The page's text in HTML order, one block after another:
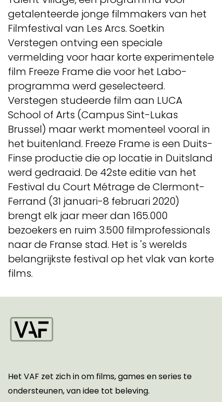
getalenteerde jonge filmmakers van het
Filmfestival van Les Arcs. Soetkin
Verstegen ontving een speciale
vermelding voor haar korte experimentele
film Freeze Frame die voor het Labo-
programma werd geselecteerd.
Verstegen studeerde film aan LUCA
School of Arts (Campus Sint-Lukas
Brussel) maar werkt momenteel vooral in
het buitenland. Freeze Frame is een Duits-
Finse productie die op locatie in Duitsland
werd gedraaid. De 42ste editie van het
Festival du Court Métrage de Clermont-
Ferrand (31 januari-8 februari 2020)
brengt elk jaar meer dan 165.000
bezoekers en ruim 3.500 filmprofessionals
naar de Franse stad. Het is 's werelds
belangrijkste festival op het vlak van korte
films.
Het VAF zet zich in om films, games en series te
ondersteunen, van idee tot beleving.